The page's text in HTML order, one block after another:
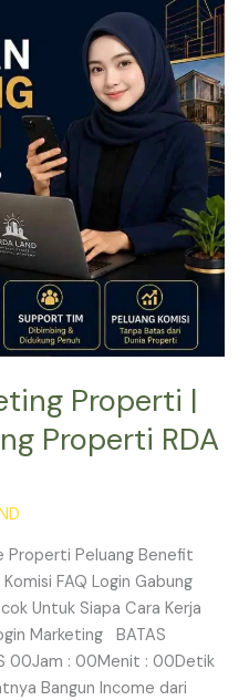
Properti |
Properti RDA
Properti Peluang Benefit
FAQ Login Gabung
Untuk Siapa Cara Kerja
Marketing BATAS
00Jam : 00Menit : 00Detik
Bangun Income dari